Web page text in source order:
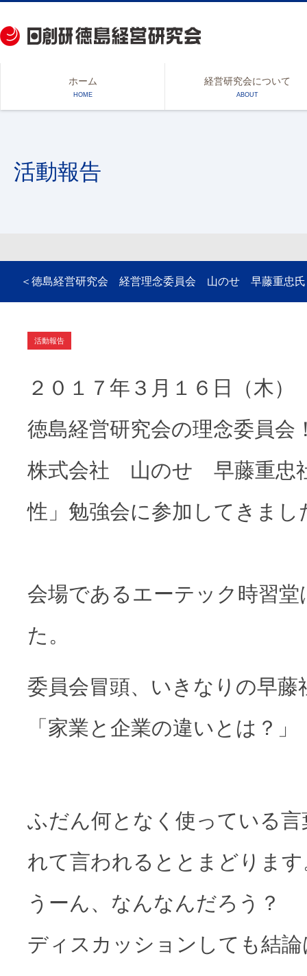
ホーム
HOME
経営研究会について
ABOUT
活動報告
＜徳島経営研究会 経営理念委員会 山のせ 早藤重忠
活動報告
２０１７年３月１６日（木）
徳島経営研究会の理念委員会
株式会社 山のせ 早藤重忠
性」勉強会に参加してきまし
会場であるエーテック時習
た。
委員会冒頭、いきなりの早藤
「家業と企業の違いとは？」
ふだん何となく使っている
れて言われるととまどります
うーん、なんなんだろう？
ディスカッションしても結